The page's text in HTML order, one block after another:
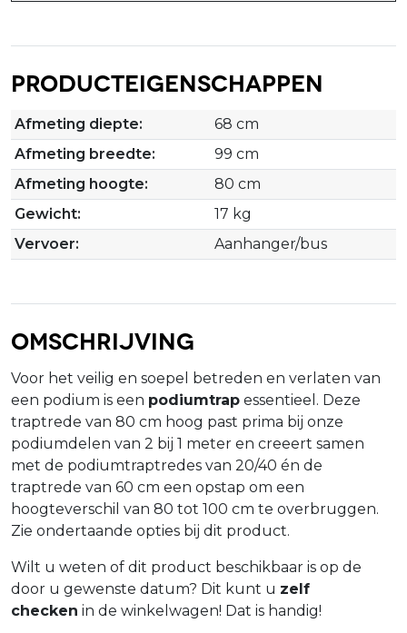
Producteigenschappen
Afmeting diepte:
68 cm
Afmeting breedte:
99 cm
Afmeting hoogte:
80 cm
Gewicht:
17 kg
Vervoer:
Aanhanger/bus
Omschrijving
Voor het veilig en soepel betreden en verlaten van
een podium is een podiumtrap essentieel. Deze
traptrede van 80 cm hoog past prima bij onze
podiumdelen van 2 bij 1 meter en creeert samen
met de podiumtraptredes van 20/40 én de
traptrede van 60 cm een opstap om een
hoogteverschil van 80 tot 100 cm te overbruggen.
Zie ondertaande opties bij dit product.
Wilt u weten of dit product beschikbaar is op de
door u gewenste datum? Dit kunt u zelf
checken in de winkelwagen! Dat is handig!